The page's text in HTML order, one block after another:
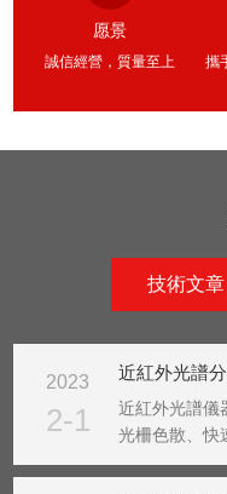
測、質量監督、石油化工
酒、礦山等系統以及科研
愿景
誠信經營，質量至上 攜
技術文章
2023
2-1
近紅外光譜
近紅外光譜儀
光柵色散、快
檢測五種類型